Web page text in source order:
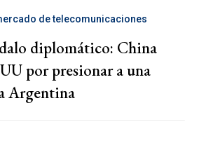
de telecomunicaciones
diplomático: China
por presionar a una
Argentina